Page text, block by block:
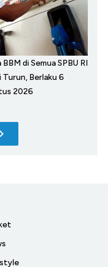
BBM di Semua SPBU RI
Turun, Berlaku 6
2026